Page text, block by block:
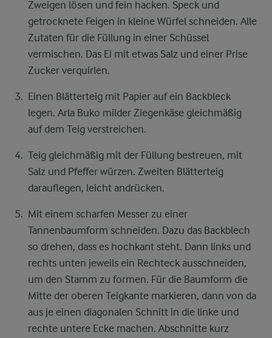
Zweigen lösen und fein hacken. Speck und
getrocknete Feigen in kleine Würfel schneiden. Alle
Zutaten für die Füllung in einer Schüssel
vermischen. Das Ei mit etwas Salz und einer Prise
Zucker verquirlen.
Einen Blätterteig mit Papier auf ein Backbleck
legen. Arla Buko milder Ziegenkäse gleichmäßig
auf dem Teig verstreichen.
Teig gleichmäßig mit der Füllung bestreuen, mit
Salz und Pfeffer würzen. Zweiten Blätterteig
darauflegen, leicht andrücken.
Mit einem scharfen Messer zu einer
Tannenbaumform schneiden. Dazu das Backblech
so drehen, dass es hochkant steht. Dann links und
rechts unten jeweils ein Rechteck ausschneiden,
um den Stamm zu formen. Für die Baumform die
Mitte der oberen Teigkante markieren, dann von da
aus je einen diagonalen Schnitt in die linke und
rechte untere Ecke machen. Abschnitte kurz